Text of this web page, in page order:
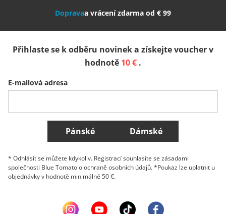
Slovenija
Belgique (Français) Danmark Norge
Všechny země
Dopravaa vrácení zdarma od € 99
Přihlaste se k odběru novinek a získejte voucher v
hodnotě 10 € .
E-mailová adresa
Pánské Dámské
* Odhlásit se můžete kdykoliv. Registrací souhlasíte se zásadami
společnosti Blue Tomato o ochraně osobních údajů. *Poukaz lze uplatnit u
objednávky v hodnotě minimálně 50 €.